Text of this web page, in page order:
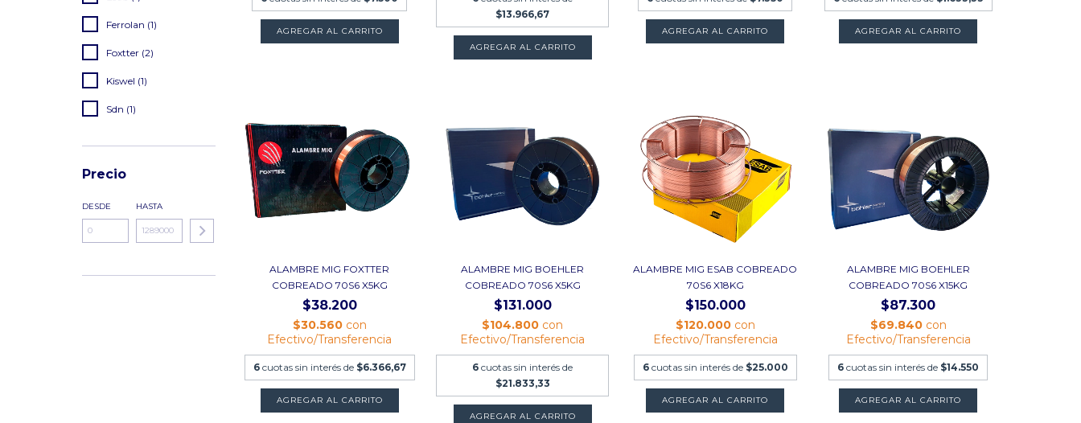
Ferrolan (1)
Foxtter (2)
Kiswel (1)
Sdn (1)
Precio
DESDE HASTA
AGREGAR AL CARRITO
$13.966,67
AGREGAR AL CARRITO
AGREGAR AL CARRITO AGREGAR AL CARRITO
ALAMBRE MIG FOXTTER
COBREADO 70S6 X5KG
$38.200
$30.560 con
Efectivo/Transferencia
6 cuotas sin interés de $6.366,67
AGREGAR AL CARRITO
ALAMBRE MIG BOEHLER
COBREADO 70S6 X5KG
$131.000
$104.800 con
Efectivo/Transferencia
6 cuotas sin interés de
$21.833,33
AGREGAR AL CARRITO
ALAMBRE MIG ESAB COBREADO
70S6 X18KG
$150.000
$120.000 con
Efectivo/Transferencia
6 cuotas sin interés de $25.000
AGREGAR AL CARRITO
ALAMBRE MIG BOEHLER
COBREADO 70S6 X15KG
$87.300
$69.840 con
Efectivo/Transferencia
6 cuotas sin interés de $14.550
AGREGAR AL CARRITO